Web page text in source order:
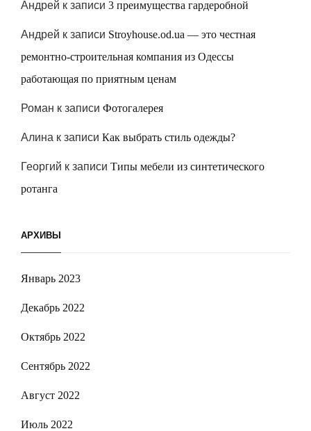
Андрей к записи 3 преимущества гардеробной
Андрей к записи Stroyhouse.od.ua — это честная
ремонтно-строительная компания из Одессы
работающая по приятным ценам
Роман к записи Фотогалерея
Алина к записи Как выбрать стиль одежды?
Георгий к записи Типы мебели из синтетического
ротанга
АРХИВЫ
Январь 2023
Декабрь 2022
Октябрь 2022
Сентябрь 2022
Август 2022
Июль 2022